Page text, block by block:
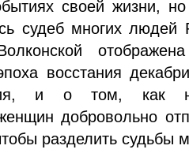
своей жизни,
судеб многих людей
восстания
и о том, как
добровольно
разделить судьбы